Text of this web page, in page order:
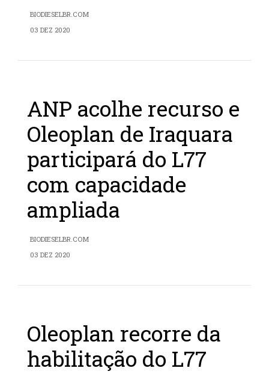
BIODIESELBR.COM
03 DEZ 2020
ANP acolhe recurso e
Oleoplan de Iraquara
participará do L77
com capacidade
ampliada
BIODIESELBR.COM
03 DEZ 2020
Oleoplan recorre da
habilitação do L77